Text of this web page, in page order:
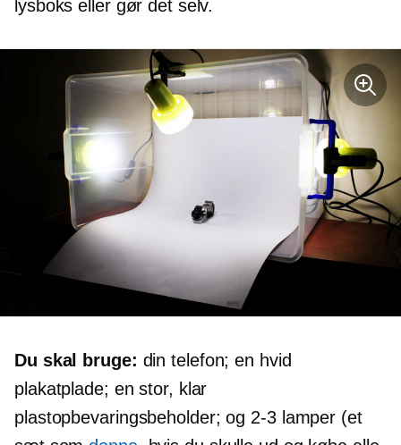
lysboks eller gør det selv.
Du skal bruge: din telefon; en hvid
plakatplade; en stor, klar
plastopbevaringsbeholder; og 2-3lamper (et